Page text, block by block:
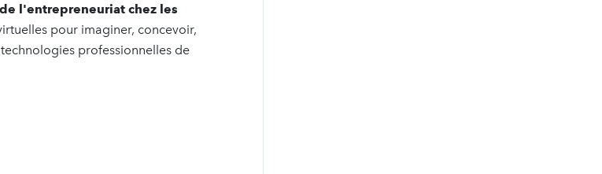
l'entrepreneuriat chez les
pour imaginer, concevoir,
professionnelles de